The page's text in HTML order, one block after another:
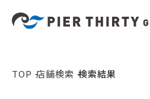
TOP 店舗検索 検索結果